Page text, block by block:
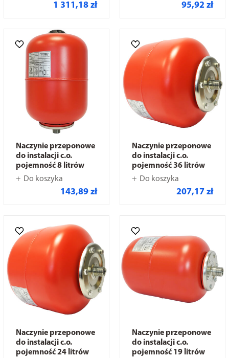
1 311,18 zł 95,92 zł
Naczynie przeponowe
do instalacji c.o.
pojemność 8 litrów
Do koszyka
143,89 zł
Naczynie przeponowe
do instalacji c.o.
pojemność 36 litrów
Do koszyka
207,17 zł
Naczynie przeponowe
do instalacji c.o.
pojemność 24 litrów
Naczynie przeponowe
do instalacji c.o.
pojemność 19 litrów